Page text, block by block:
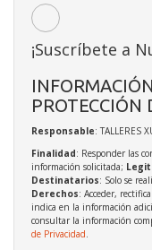
¡Suscríbete a
PROTECCIÓN
Responsable: TALLERES
Finalidad: Responder las
información solicitada;
Destinatarios: Solo se
Derechos: Acceder,
indica en la información
consultar la información
de Privacidad